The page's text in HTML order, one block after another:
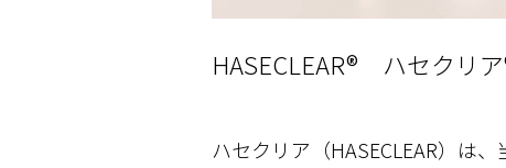
HASECLEAR® ハセクリ
ハセクリア（HASECLEAR）は、